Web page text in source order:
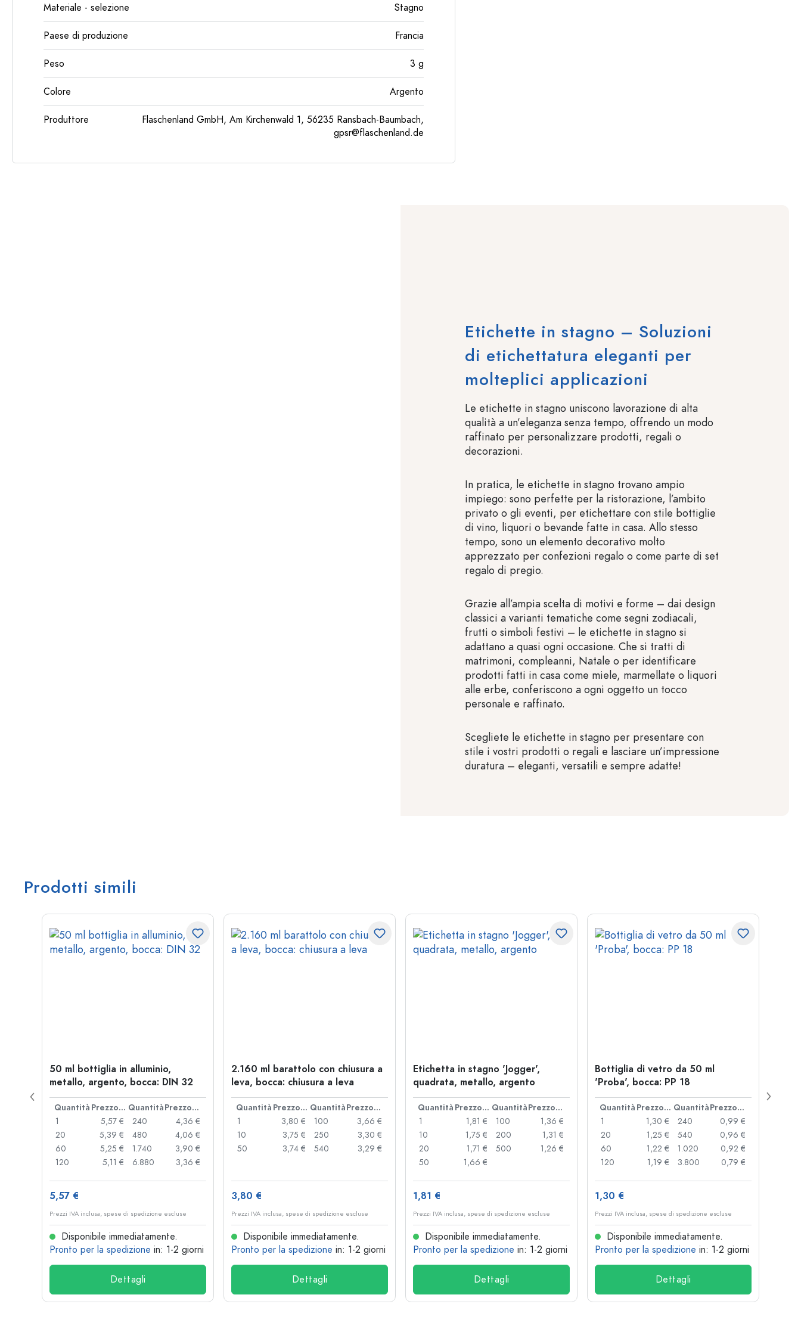
Materiale - selezione Stagno
Paese di produzione Francia
Peso 3 g
Colore Argento
Produttore
Flaschenland GmbH, Am Kirchenwald 1, 56235 Ransbach-Baumbach,
gpsr@flaschenland.de
Etichette in stagno – Soluzioni
di etichettatura eleganti per
molteplici applicazioni
Le etichette in stagno uniscono lavorazione di alta
qualità a un’eleganza senza tempo, offrendo un modo
raffinato per personalizzare prodotti, regali o
decorazioni.
In pratica, le etichette in stagno trovano ampio
impiego: sono perfette per la ristorazione, l’ambito
privato o gli eventi, per etichettare con stile bottiglie
di vino, liquori o bevande fatte in casa. Allo stesso
tempo, sono un elemento decorativo molto
apprezzato per confezioni regalo o come parte di set
regalo di pregio.
Grazie all’ampia scelta di motivi e forme – dai design
classici a varianti tematiche come segni zodiacali,
frutti o simboli festivi – le etichette in stagno si
adattano a quasi ogni occasione. Che si tratti di
matrimoni, compleanni, Natale o per identificare
prodotti fatti in casa come miele, marmellate o liquori
alle erbe, conferiscono a ogni oggetto un tocco
personale e raffinato.
Scegliete le etichette in stagno per presentare con
stile i vostri prodotti o regali e lasciare un’impressione
duratura – eleganti, versatili e sempre adatte!
Prodotti simili
50 ml bottiglia in alluminio,
metallo, argento, bocca: DIN 32
Quantità Prezzo cad. Quantità
Prezzo cad.
1
5,57 €
20
5,39 €
60
5,25 €
120
5,11 €
240
4,36 €
480
4,06 €
1.740
3,90 €
6.880
3,36 €
5,57 €
Prezzi IVA inclusa, spese di spedizione escluse
Disponibile immediatamente.
Pronto per la spedizione in: 1-2 giorni
Dettagli
2.160 ml barattolo con chiusura a
leva, bocca: chiusura a leva
Quantità Prezzo cad. Quantità
Prezzo cad.
1
3,80 €
10
3,75 €
50
3,74 €
100
3,66 €
250
3,30 €
540
3,29 €
3,80 €
Prezzi IVA inclusa, spese di spedizione escluse
Disponibile immediatamente.
Pronto per la spedizione in: 1-2 giorni
Dettagli
Etichetta in stagno 'Jogger',
quadrata, metallo, argento
Quantità Prezzo cad. Quantità
Prezzo cad.
1
1,81 €
10
1,75 €
20
1,71 €
50
1,66 €
100
1,36 €
200
1,31 €
500
1,26 €
1,81 €
Prezzi IVA inclusa, spese di spedizione escluse
Disponibile immediatamente.
Pronto per la spedizione in: 1-2 giorni
Dettagli
Bottiglia di vetro da 50 ml
'Proba', bocca: PP 18
Quantità Prezzo cad. Quantità
Prezzo cad.
1
1,30 €
20
1,25 €
60
1,22 €
120
1,19 €
240
0,99 €
540
0,96 €
1.020
0,92 €
3.800
0,79 €
1,30 €
Prezzi IVA inclusa, spese di spedizione escluse
Disponibile immediatamente.
Pronto per la spedizione in: 1-2 giorni
Dettagli